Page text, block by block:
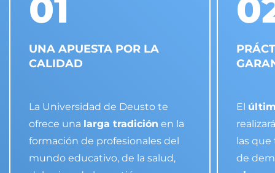
01
UNA APUESTA POR LA
CALIDAD
La Universidad de Deusto te
ofrece una larga tradición en la
formación de profesionales del
mundo educativo, de la salud,
El
las
de